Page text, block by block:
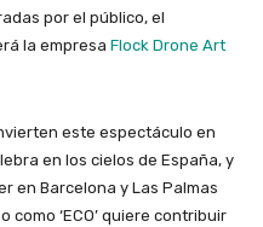
por el público, el
la empresa Flock Drone Art
este espectáculo en
en los cielos de España, y
en Barcelona y Las Palmas
como ‘ECO’ quiere contribuir